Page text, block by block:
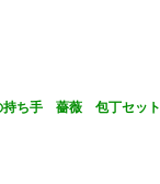
ち手 薔薇 包丁セット